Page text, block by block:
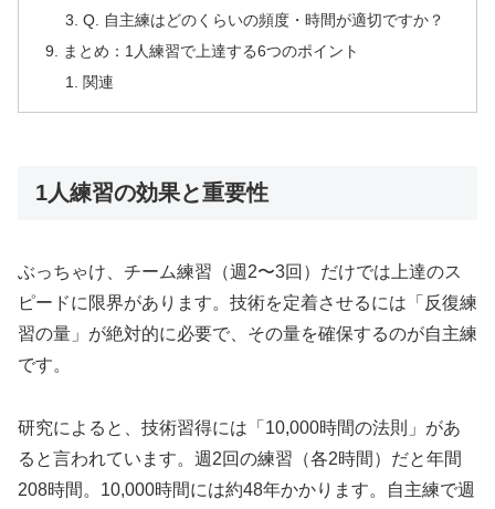
Q. 自主練はどのくらいの頻度・時間が適切ですか？
まとめ：1人練習で上達する6つのポイント
関連
1人練習の効果と重要性
ぶっちゃけ、チーム練習（週2〜3回）だけでは上達のス
ピードに限界があります。技術を定着させるには「反復練
習の量」が絶対的に必要で、その量を確保するのが自主練
です。
研究によると、技術習得には「10,000時間の法則」があ
ると言われています。週2回の練習（各2時間）だと年間
208時間。10,000時間には約48年かかります。自主練で週